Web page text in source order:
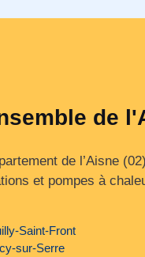
de
de l’Aisne
et pompes à
Saint-Front
sur-Serre